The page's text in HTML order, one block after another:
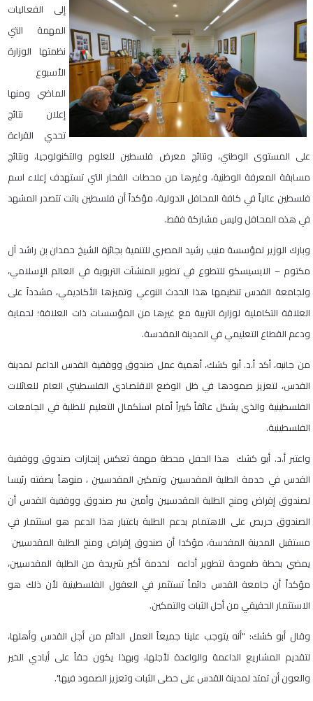
إلى الفعاليات
المهمة التي
نظمتها الوزارة
الأسبوع
الماضي ومنها
إعلان نتائج
تحدي القراءة
على المستوى الوطني، ونتائج معرض فلسطين للعلوم والتكنولوجيا، ونتائج
مسابقة المعرفة الوطنية، وغيرها من محطات الفخار التي تستهدف إعلاء اسم
فلسطين عالياً في كافة المحافل الدولية، مؤكداً أن فلسطين باتت تتصدر المشهد
في هذه المحافل وليس مشاركة فقط.
وبارك الوزير لمؤسسة منيب رشيد المصري للتنمية بجائزة الشيخ حمدان بن راشد آل
مكتوم – الايسيسكو للتطوع في تطوير المنشآت التربوية في العالم الإسلامي،
ولجامعة القدس تنظيمها هذا الحدث النوعي وتميزها الأكاديمي، مشدداً على
العلاقة التكاملية لوزارة التربية مع غيرها من المؤسسات ذات العلاقة؛ لحماية
ودعم القطاع التعليمي في المدينة المقدسة.
من جانبه، أكد أ.د. أبو كشك، أهمية عمل صندوق ووقفية القدس الداعم لمدينة
القدس، لتعزيز صمودها في ظل الوضع الاقتصادي الفلسطيني العام للعائلات
الفلسطينية والذي يشكل عائقاً كبيراً أمام استكمال التعليم للطلبة في الجامعات
الفلسطينية.
واعتبر أ.د. أبو كشك هذا الحفل محطة مهمة تعكس إنجازات صندوق ووقفية
القدس في خدمة الطلبة المقدسيين وتمكين المقدسيين ، منوهاً بصفته رئيسا
لصندوق إقراض ومنح الطلبة المقدسيين وأمين سر صندوق ووقفية القدس أن
الصندوق حريص على الاهتمام بدعم الطلبة باعتبار هذا الدعم هو استثمار في
مستقبل المدينة المقدسة، مؤكدا أن صندوق إقراض ومنح الطلبة المقدسيين
يمضي بخطة طموحة لتطوير أداءه لخدمة أكبر شريحة من الطلبة المقدسيين،
مؤكداً أن جامعة القدس دائماً تستثمر في العقول الفلسطينية لأن ذلك هو
الاستثمار الحقيقي من أجل الثبات والتمكين.
وقال أبو كشك: "أنه يتوجب علينا جميعاً العمل الدائم من أجل القدس وأهلها،
لتقديم المشاريع الداعمة والواعدة لأجلها، وبهذا يكون حقاً على أيادي الخير
والعون أن تمتد لمدينة القدس على خطى الثبات وتعزيز الصمود فيها".